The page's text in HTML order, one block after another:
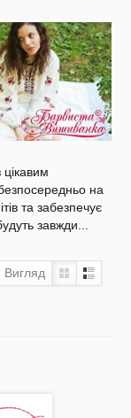
Нитками
цікавим
на
та забезпечує
завжди...
Вигляд